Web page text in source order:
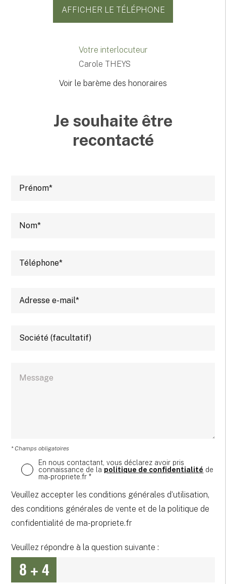
AFFICHER LE TÉLÉPHONE
Votre interlocuteur
Carole THEYS
Voir le barème des honoraires
Je souhaite être
recontacté
* Champs obligatoires
En nous contactant, vous déclarez avoir pris
connaissance de la politique de confidentialité de
ma-propriete.fr *
Veuillez accepter les conditions générales d’utilisation,
des conditions générales de vente et de la politique de
confidentialité de ma-propriete.fr
Veuillez répondre à la question suivante :